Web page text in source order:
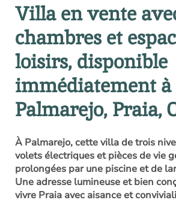
Villa en vente
chambres et
loisirs, disponible
immédiatement à
Palmarejo, Praia,
À Palmarejo, cette villa de trois
volets électriques et pièces de vie
prolongées par une piscine et de
Une adresse lumineuse et bien
vivre Praia avec aisance et